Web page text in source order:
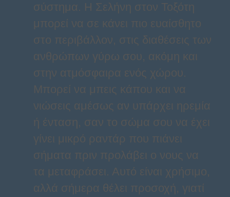
σύστημα. Η Σελήνη στον Τοξότη
μπορεί να σε κάνει πιο ευαίσθητο
στο περιβάλλον, στις διαθέσεις των
ανθρώπων γύρω σου, ακόμη και
στην ατμόσφαιρα ενός χώρου.
Μπορεί να μπεις κάπου και να
νιώσεις αμέσως αν υπάρχει ηρεμία
ή ένταση, σαν το σώμα σου να έχει
γίνει μικρό ραντάρ που πιάνει
σήματα πριν προλάβει ο νους να
τα μεταφράσει. Αυτό είναι χρήσιμο,
αλλά σήμερα θέλει προσοχή, γιατί